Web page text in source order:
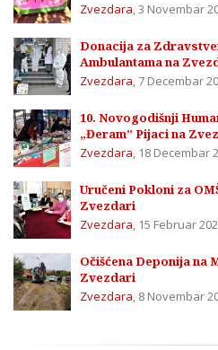
Zvezdara,3 Novembar
Donacija za
Ambulantama na
Zvezdara, 7 Decembar
10. Novogodišnji
„Đeram” Pijaci na
Zvezdara, 18 Decembar
Uručeni Pokloni za
Zvezdari
Zvezdara, 15 Februar
Očišćena Deponija na
Zvezdari
Zvezdara, 8 Novembar